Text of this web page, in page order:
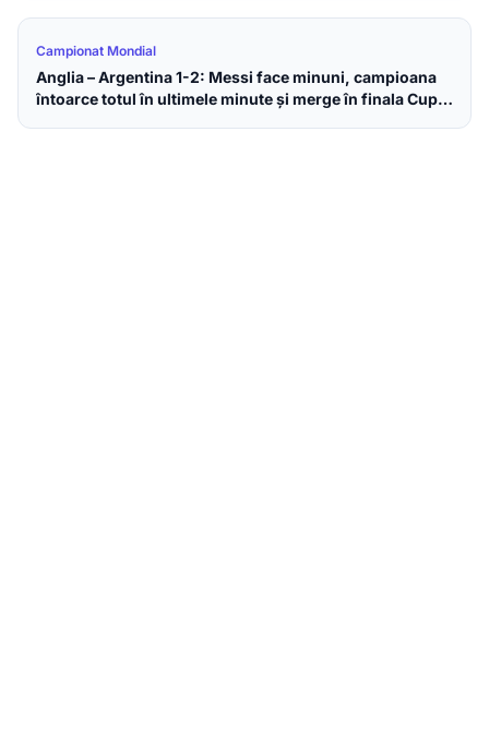
Campionat Mondial
Anglia – Argentina 1-2: Messi face minuni, campioana
întoarce totul în ultimele minute și merge în finala Cupei